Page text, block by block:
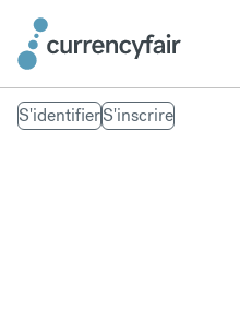
S'identifierS'inscrire